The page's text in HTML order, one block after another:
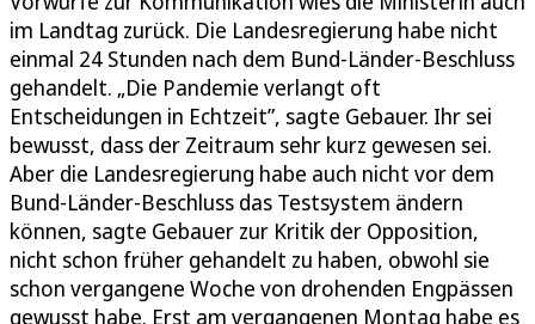
im Landtag zurück. Die Landesregierung habe nicht
einmal 24 Stunden nach dem Bund-Länder-Beschluss
gehandelt. „Die Pandemie verlangt oft
Entscheidungen in Echtzeit”, sagte Gebauer. Ihr sei
bewusst, dass der Zeitraum sehr kurz gewesen sei.
Aber die Landesregierung habe auch nicht vor dem
Bund-Länder-Beschluss das Testsystem ändern
können, sagte Gebauer zur Kritik der Opposition,
nicht schon früher gehandelt zu haben, obwohl sie
schon vergangene Woche von drohenden Engpässen
gewusst habe. Erst am vergangenen Montag habe es